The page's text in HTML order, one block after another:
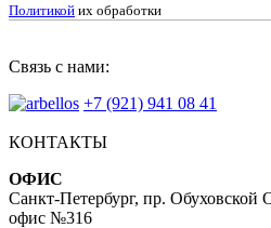
Политикой их обработки
Связь с нами:
+7 (921) 941 08 41
КОНТАКТЫ
ОФИС
Санкт-Петербург, пр.
офис №316